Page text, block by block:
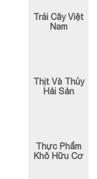
Trái Cây Việt
Nam
Thịt Và Thủy
Hải Sản
Thực Phẩm
Khô Hữu Cơ